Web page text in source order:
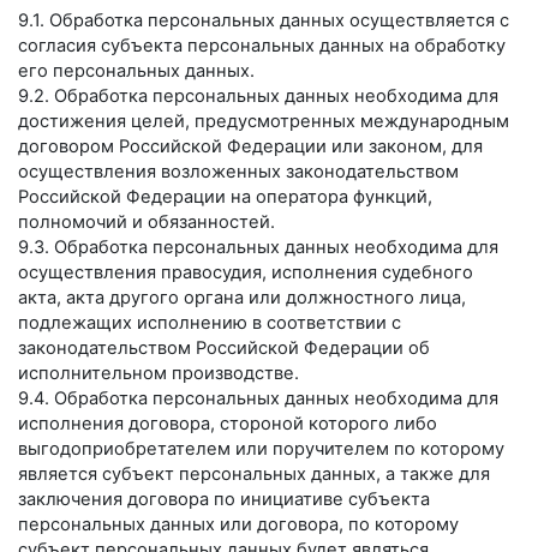
9.1. Обработка персональных данных осуществляется с
согласия субъекта персональных данных на обработку
его персональных данных.
9.2. Обработка персональных данных необходима для
достижения целей, предусмотренных международным
договором Российской Федерации или законом, для
осуществления возложенных законодательством
Российской Федерации на оператора функций,
полномочий и обязанностей.
9.3. Обработка персональных данных необходима для
осуществления правосудия, исполнения судебного
акта, акта другого органа или должностного лица,
подлежащих исполнению в соответствии с
законодательством Российской Федерации об
исполнительном производстве.
9.4. Обработка персональных данных необходима для
исполнения договора, стороной которого либо
выгодоприобретателем или поручителем по которому
является субъект персональных данных, а также для
заключения договора по инициативе субъекта
персональных данных или договора, по которому